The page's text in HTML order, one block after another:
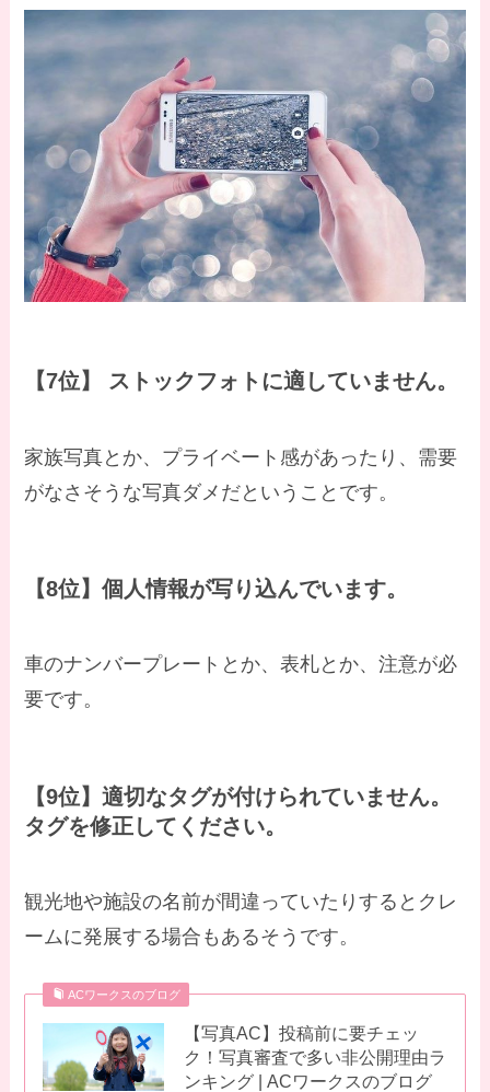
【7位】 ストックフォトに適していません。
家族写真とか、プライベート感があったり、需要
がなさそうな写真ダメだということです。
【8位】個人情報が写り込んでいます。
車のナンバープレートとか、表札とか、注意が必
要です。
【9位】適切なタグが付けられていません。
タグを修正してください。
観光地や施設の名前が間違っていたりするとクレ
ームに発展する場合もあるそうです。
ACワークスのブログ
【写真AC】投稿前に要チェッ
ク！写真審査で多い非公開理由ラ
ンキング | ACワークスのブログ